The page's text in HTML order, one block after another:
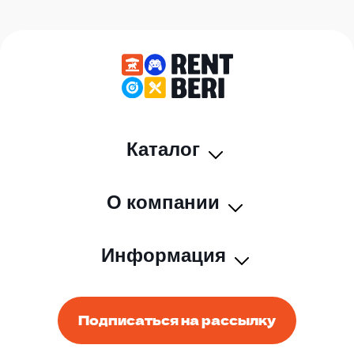
Каталог
О компании
Информация
Подписаться на рассылку